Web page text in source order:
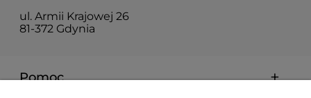
ul. Armii Krajowej 26
81-372 Gdynia
Pomoc